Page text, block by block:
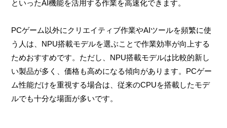
といったAI機能を活用する作業を高速化できます。
PCゲーム以外にクリエイティブ作業やAIツールを頻繁に使
う人は、NPU搭載モデルを選ぶことで作業効率が向上する
ためおすすめです。ただし、NPU搭載モデルは比較的新し
い製品が多く、価格も高めになる傾向があります。PCゲー
ム性能だけを重視する場合は、従来のCPUを搭載したモデ
ルでも十分な場面が多いです。